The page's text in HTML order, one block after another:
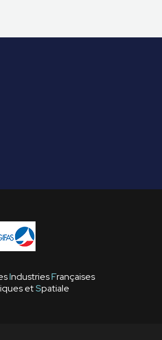
IndustriesFrançaises
etSpatiale